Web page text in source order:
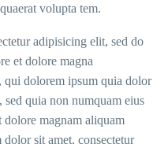
volupta tem.
adipisicing elit, sed do
et dolore magna
qui dolorem ipsum quia dolor
quia non numquam eius
magnam aliquam
sit amet, consectetur